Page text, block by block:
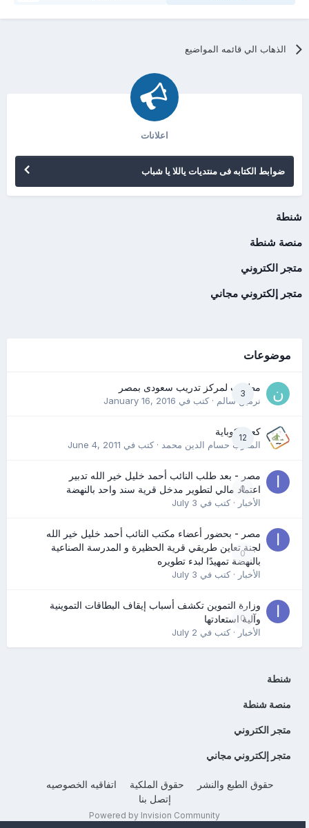
الذهاب الي قائمه المواضيع
اعلانات
ضوابط الكتابه فى منتديات ياللا يا شباب
شنطة
منصة شنطة
متجر الكتروني
متجر إلكتروني مجاني
موضوعات
3
مطلوب لمركز تدريب سعودى بمصر
نرمين سالم· كتب في January 16, 2016
12
كعب كوباية
المدرب حسام الدين محمد· كتب في June 4, 2011
0
مصر - بعد طلب النائب أحمد خليل خير الله تدبير
اعتماد مالي لتطوير مدخل قرية سند واحد بالنهضة
الأخبار· كتب في July 3
0
مصر - بحضور أعضاء مكتب النائب أحمد خليل خير الله
لجنة تعاين طريقي قرية الحظيرة و المدرسة الصناعية
بالنهضة تمهيدًا لبدء تطويره
الأخبار· كتب في July 3
0
وزارة التموين تكشف أسباب إيقاف البطاقات التموينية
وآلية استعادتها
الأخبار· كتب في July 2
شنطة
منصة شنطة
متجر الكتروني
متجر إلكتروني مجاني
حقوق الطبع والنشر حقوق الملكية
اتفاقيه الخصوصيه
إتصل بنا
Powered by Invision Community